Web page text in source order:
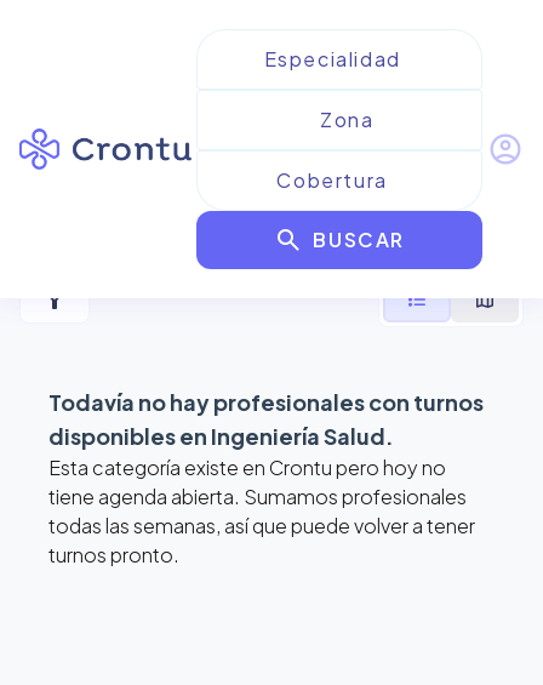
search BUSCAR
account_circle
Resultados paraIngeniería
filter_alt format_list_bulleted map
Todavía no hay profesionales con turnos
disponibles en Ingeniería Salud.
Esta categoría existe en Crontu pero hoy no
tiene agenda abierta. Sumamos profesionales
todas las semanas, así que puede volver a tener
turnos pronto.